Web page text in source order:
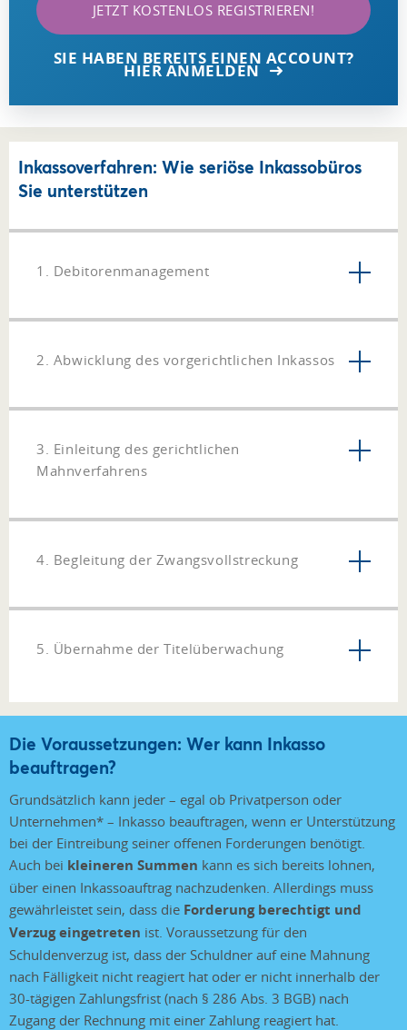
JETZT KOSTENLOS REGISTRIEREN!
SIE HABEN BEREITS EINEN ACCOUNT?
HIER ANMELDEN
Inkassoverfahren: Wie seriöse Inkassobüros
Sie unterstützen
1. Debitorenmanagement
2. Abwicklung des vorgerichtlichen Inkassos
3. Einleitung des gerichtlichen
Mahnverfahrens
4. Begleitung der Zwangsvollstreckung
5. Übernahme der Titelüberwachung
Die Voraussetzungen: Wer kann Inkasso
beauftragen?
Grundsätzlich kann jeder – egal ob Privatperson oder
Unternehmen* – Inkasso beauftragen, wenn er Unterstützung
bei der Eintreibung seiner offenen Forderungen benötigt.
Auch bei kleineren Summen kann es sich bereits lohnen,
über einen Inkassoauftrag nachzudenken. Allerdings muss
gewährleistet sein, dass die Forderung berechtigt und
Verzug eingetreten ist. Voraussetzung für den
Schuldenverzug ist, dass der Schuldner auf eine Mahnung
nach Fälligkeit nicht reagiert hat oder er nicht innerhalb der
30-tägigen Zahlungsfrist (nach § 286 Abs. 3 BGB) nach
Zugang der Rechnung mit einer Zahlung reagiert hat.